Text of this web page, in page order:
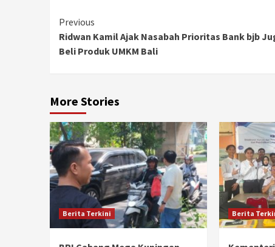
Continue
Reading
Previous
Ridwan Kamil Ajak Nasabah Prioritas Bank bjb
Beli Produk UMKM Bali
More Stories
Berita Terkini Berita